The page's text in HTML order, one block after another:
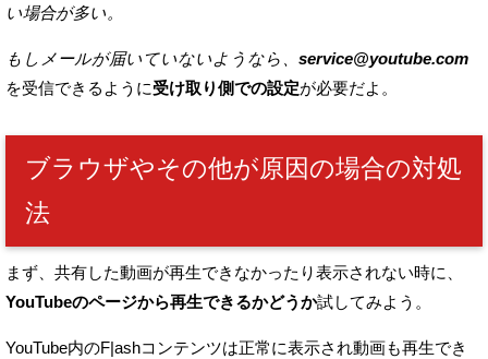
い場合が多い。
もしメールが届いていないようなら、 service@youtube.com
を受信できるように受け取り側での設定が必要だよ。
ブラウザやその他が原因の場合の対処
法
まず、共有した動画が再生できなかったり表示されない時に、
YouTubeのページから再生できるかどうか試してみよう。
YouTube内のF|ashコンテンツは正常に表示され動画も再生でき